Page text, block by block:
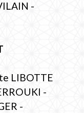
-
LIBOTTE
-
-